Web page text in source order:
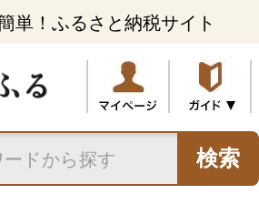
単！ふるさと納税サイト
検索